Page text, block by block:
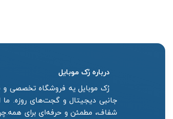
درباره رُک‌ موبایل
رُک موبایل یه فروشگاه تخصصی و
جانبی دیجیتال و گجت‌های روزه.
شفاف، مطمئن و حرفه‌ای برای